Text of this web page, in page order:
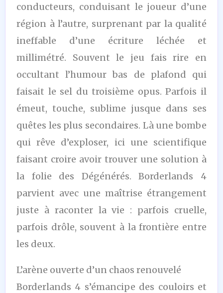
conducteurs, conduisant le joueur d’une
région à l’autre, surprenant par la qualité
ineffable d’une écriture léchée et
millimétré. Souvent le jeu fais rire en
occultant l’humour bas de plafond qui
faisait le sel du troisième opus. Parfois il
émeut, touche, sublime jusque dans ses
quêtes les plus secondaires. Là une bombe
qui rêve d’exploser, ici une scientifique
faisant croire avoir trouver une solution à
la folie des Dégénérés. Borderlands 4
parvient avec une maîtrise étrangement
juste à raconter la vie : parfois cruelle,
parfois drôle, souvent à la frontière entre
les deux.
L’arène ouverte d’un chaos renouvelé
Borderlands 4 s’émancipe des couloirs et